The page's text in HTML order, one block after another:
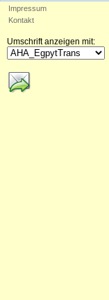
Impressum
Kontakt
Umschrift anzeigen mit: